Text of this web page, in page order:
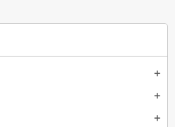
add
add
add